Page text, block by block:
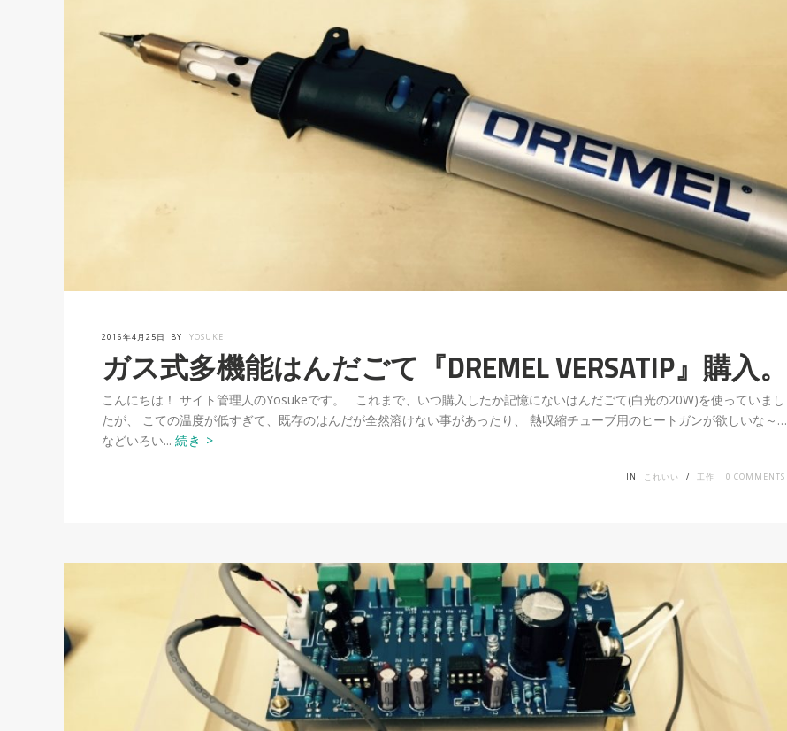
2016年4月25日 BY YOSUKE
ガス式多機能はんだごて『DREMEL VERSATIP』購入。
こんにちは！ サイト管理人のYosukeです。 これまで、いつ購入したか記憶にないはんだごて(白光の20W)を使っていまし
たが、 こての温度が低すぎて、既存のはんだが全然溶けない事があったり、 熱収縮チューブ用のヒートガンが欲しいな～…
などいろい...続き >
IN これいい / 工作 0 COMMENTS